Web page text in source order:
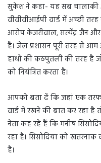
सुकेश ने कहा- यह सब चालाकी
वीवीवीआईपी वार्ड में अच्छी
आरोप केजरीवाल, सत्येंद्र जैन और
हैं। जेल प्रशासन पूरी तरह से
हाथों की कठपुतली की तरह है
को नियंत्रित करता है।
आपको बता दें कि जहां एक
वार्ड में रखने की बात कर रहा
नेता कह रहे हैं कि मनीष
रहा है। सिसोदिया को
है।